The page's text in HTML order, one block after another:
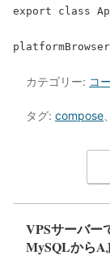
export class
カテゴリー: コ
タグ: compose
VPSサーバ
MySQLから